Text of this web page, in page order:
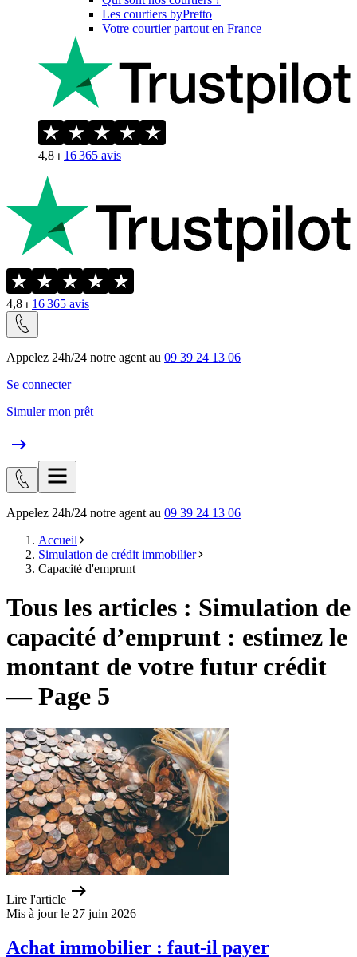
Les courtiers byPretto
Votre courtier partout en France
4,8 ⏐ 16 365 avis
4,8 ⏐ 16 365 avis
Appelez 24h/24 notre agent au 09 39 24 13 06
Se connecter
Simuler mon prêt
Appelez 24h/24 notre agent au 09 39 24 13 06
Accueil
Simulation de crédit immobilier
Capacité d'emprunt
Tous les articles : Simulation de
capacité d’emprunt : estimez le
montant de votre futur crédit
— Page 5
Lire l'article
Mis à jour le 27 juin 2026
Achat immobilier : faut-il payer